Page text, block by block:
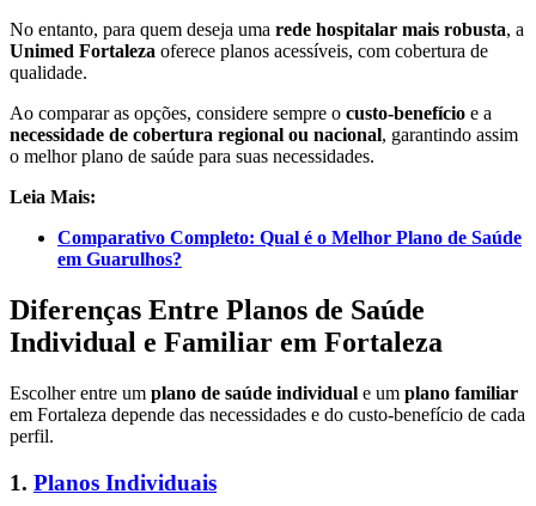
No entanto, para quem deseja uma rede hospitalar mais robusta, a
Unimed Fortaleza oferece planos acessíveis, com cobertura de
qualidade.
Ao comparar as opções, considere sempre o custo-benefício e a
necessidade de cobertura regional ou nacional, garantindo assim
o melhor plano de saúde para suas necessidades.
Leia Mais:
Comparativo Completo: Qual é o Melhor Plano de Saúde
em Guarulhos?
Diferenças Entre Planos de Saúde
Individual e Familiar em Fortaleza
Escolher entre um plano de saúde individual e um plano familiar
em Fortaleza depende das necessidades e do custo-benefício de cada
perfil.
1. Planos Individuais